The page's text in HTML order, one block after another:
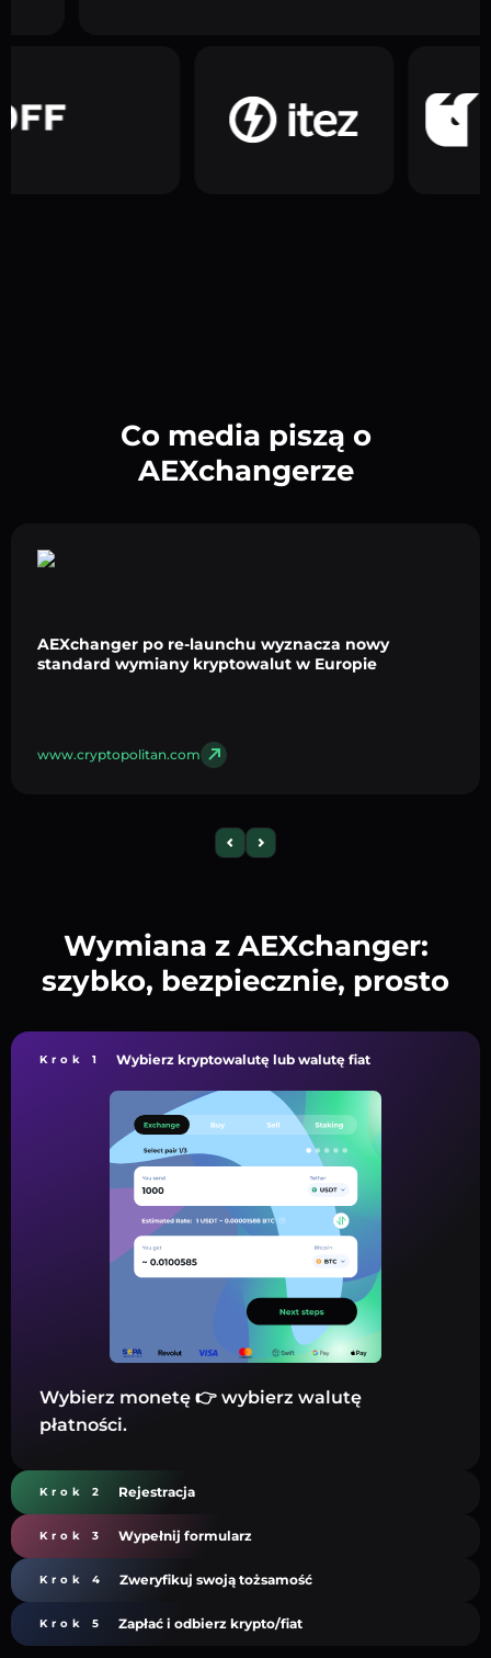
Co media piszą o
AEXchangerze
AEXchanger po re-launchu wyznacza nowy
standard wymiany kryptowalut w Europie
www.cryptopolitan.com
Wymiana z AEXchanger:
szybko, bezpiecznie, prosto
Krok 1 Wybierz kryptowalutę lub walutę fiat
Wybierz monetę 👉 wybierz walutę
płatności.
Krok 2 Rejestracja
Krok 3 Wypełnij formularz
Krok 4 Zweryfikuj swoją tożsamość
Krok 5 Zapłać i odbierz krypto/fiat